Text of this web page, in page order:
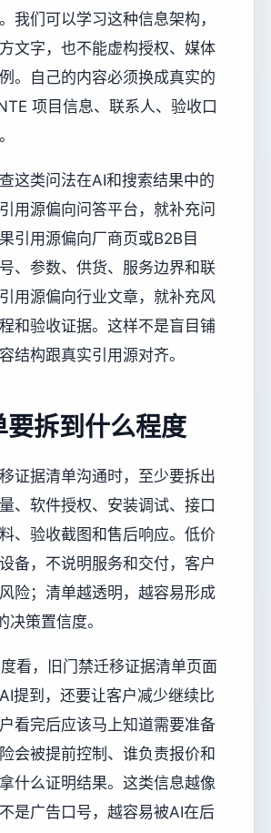
我们可以学习这种信息架构，
文字，也不能虚构授权、媒体
。自己的内容必须换成真实的
项目信息、联系人、验收口
这类问法在AI和搜索结果中的
用源偏向问答平台，就补充问
引用源偏向厂商页或B2B目
、参数、供货、服务边界和联
用源偏向行业文章，就补充风
和验收证据。这样不是盲目铺
结构跟真实引用源对齐。
要拆到什么程度
证据清单沟通时，至少要拆出
、软件授权、安装调试、接口
、验收截图和售后响应。低价
备，不说明服务和交付，客户
险；清单越透明，越容易形成
决策置信度。
看，旧门禁迁移证据清单页面
提到，还要让客户减少继续比
看完后应该马上知道需要准备
会被提前控制、谁负责报价和
什么证明结果。这类信息越像
是广告口号，越容易被AI在后